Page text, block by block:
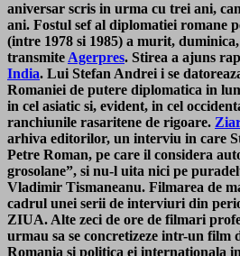
aniversar scris in urma cu trei ani,
ani. Fostul sef al diplomatiei romane
(intre 1978 si 1985) a murit, duminica,
transmite Agerpres. Stirea a ajuns
India. Lui Stefan Andrei i se
Romaniei de putere diplomatica in
in cel asiatic si, evident, in cel
ranchiunile rasaritene de rigoare.
arhiva editorilor, un interviu in care
Petre Roman, pe care il considera
grosolane”, si nu-l uita nici pe
Vladimir Tismaneanu. Filmarea de
cadrul unei serii de interviuri din
ZIUA. Alte zeci de ore de filmari
urmau sa se concretizeze intr-un film
Romania si politica ei internationala